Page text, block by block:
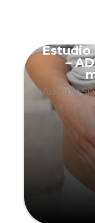
Estudio
–
Autor/a: